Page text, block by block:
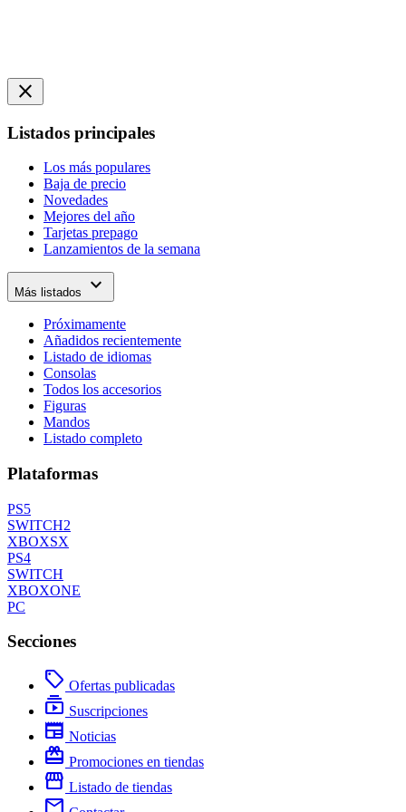
close
Listados principales
Los más populares
Baja de precio
Novedades
Mejores del año
Tarjetas prepago
Lanzamientos de la semana
Más listados expand_more
Próximamente
Añadidos recientemente
Listado de idiomas
Consolas
Todos los accesorios
Figuras
Mandos
Listado completo
Plataformas
PS5
SWITCH2
XBOXSX
PS4
SWITCH
XBOXONE
PC
Secciones
local_offer Ofertas publicadas
subscriptions Suscripciones
newspaper Noticias
redeem Promociones en tiendas
storefront Listado de tiendas
mail